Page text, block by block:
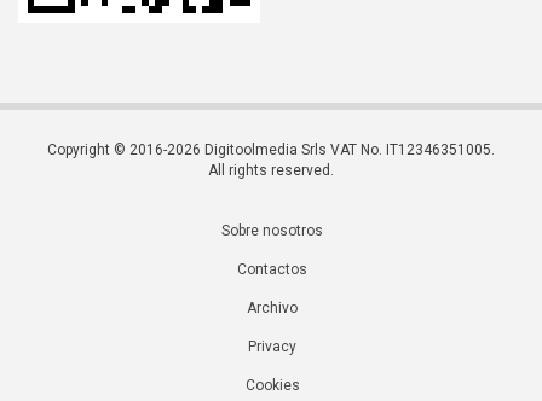
Copyright © 2016-2026 Digitoolmedia Srls VAT No. IT12346351005.
All rights reserved.
Sobre nosotros
Contactos
Archivo
Privacy
Cookies